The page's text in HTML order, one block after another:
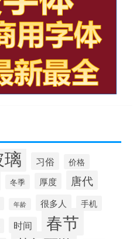
习俗 价格
冬季 厚度 唐代
年龄 很多人 手机
时间 春节